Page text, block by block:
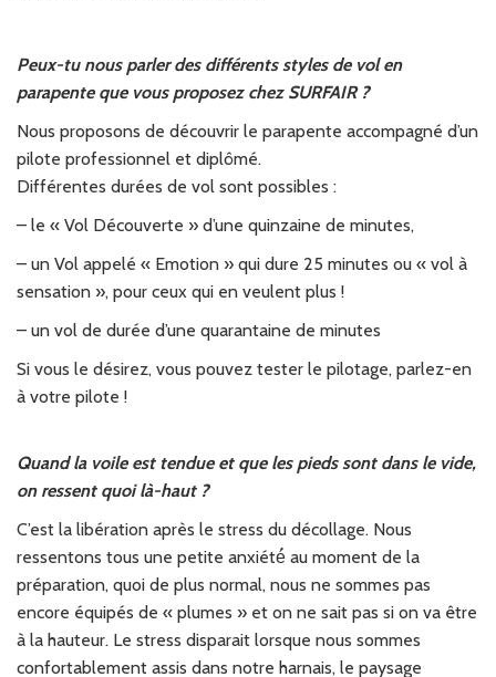
Peux-tu nous parler des différents styles de vol en
parapente que vous proposez chez SURFAIR ?
Nous proposons de découvrir le parapente accompagné d’un
pilote professionnel et diplômé.
Différentes durées de vol sont possibles :
– le « Vol Découverte » d’une quinzaine de minutes,
– un Vol appelé « Emotion » qui dure 25 minutes ou « vol à
sensation », pour ceux qui en veulent plus !
– un vol de durée d’une quarantaine de minutes
Si vous le désirez, vous pouvez tester le pilotage, parlez-en
à votre pilote !
Quand la voile est tendue et que les pieds sont dans le vide,
on ressent quoi là-haut ?
C’est la libération après le stress du décollage. Nous
ressentons tous une petite anxiété́ au moment de la
préparation, quoi de plus normal, nous ne sommes pas
encore équipés de « plumes » et on ne sait pas si on va être
à la hauteur. Le stress disparait lorsque nous sommes
confortablement assis dans notre harnais, le paysage